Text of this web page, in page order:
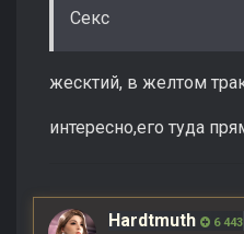
Секс
жесктий, в желтом
интересно,его туда
Hardtmuth 6 443